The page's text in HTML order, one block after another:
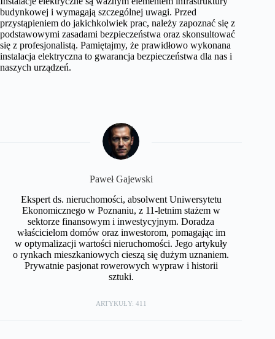
budynkowej i wymagają szczególnej uwagi. Przed
przystąpieniem do jakichkolwiek prac, należy zapoznać się z
podstawowymi zasadami bezpieczeństwa oraz skonsultować
się z profesjonalistą. Pamiętajmy, że prawidłowo wykonana
instalacja elektryczna to gwarancja bezpieczeństwa dla nas i
naszych urządzeń.
Paweł Gajewski
Ekspert ds. nieruchomości, absolwent Uniwersytetu
Ekonomicznego w Poznaniu, z 11-letnim stażem w
sektorze finansowym i inwestycyjnym. Doradza
właścicielom domów oraz inwestorom, pomagając im
w optymalizacji wartości nieruchomości. Jego artykuły
o rynkach mieszkaniowych cieszą się dużym uznaniem.
Prywatnie pasjonat rowerowych wypraw i historii
sztuki.
ARTYKUŁY: 411